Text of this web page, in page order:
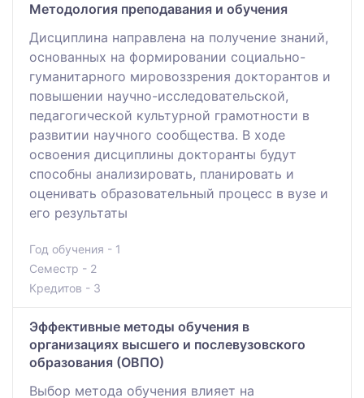
Методология преподавания и обучения
Дисциплина направлена на получение знаний,
основанных на формировании социально-
гуманитарного мировоззрения докторантов и
повышении научно-исследовательской,
педагогической культурной грамотности в
развитии научного сообщества. В ходе
освоения дисциплины докторанты будут
способны анализировать, планировать и
оценивать образовательный процесс в вузе и
его результаты
Год обучения - 1
Семестр - 2
Кредитов - 3
Эффективные методы обучения в
организациях высшего и послевузовского
образования (ОВПО)
Выбор метода обучения влияет на